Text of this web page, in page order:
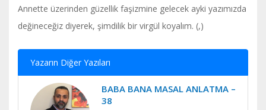
Annette üzerinden güzellik faşizmine gelecek ayki yazımızda
değineceğiz diyerek, şimdilik bir virgül koyalım. (,)
Yazarın Diğer Yazıları
BABA BANA MASAL ANLATMA –
38